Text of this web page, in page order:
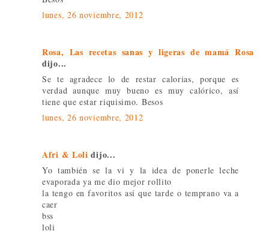
lunes, 26 noviembre, 2012
Rosa, Las recetas sanas y ligeras de mamá Rosa
dijo...
Se te agradece lo de restar calorias, porque es
verdad aunque muy bueno es muy calórico, así
tiene que estar riquisimo. Besos
lunes, 26 noviembre, 2012
Afri & Loli dijo...
Yo también se la vi y la idea de ponerle leche
evaporada ya me dio mejor rollito
la tengo en favoritos así que tarde o temprano va a
caer
bss
loli